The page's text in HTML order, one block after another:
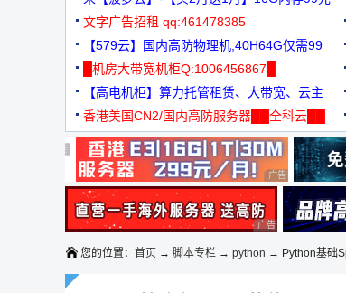
文字广告招租 qq:461478385
【579云】国内高防物理机,40H64G仅需99
元
█机房大带宽机柜Q:1006456867█
【高电机柜】算力托管租赁、大带宽、云主
机
香港美国CN2/国内高防服务器██全科云██
广告 商业广告，理性选择
广告 商业广告，理性选择
广告 商业广告，
广告 商业广告，理
您的位置： 首页 → 脚本专栏 → python → Python基础